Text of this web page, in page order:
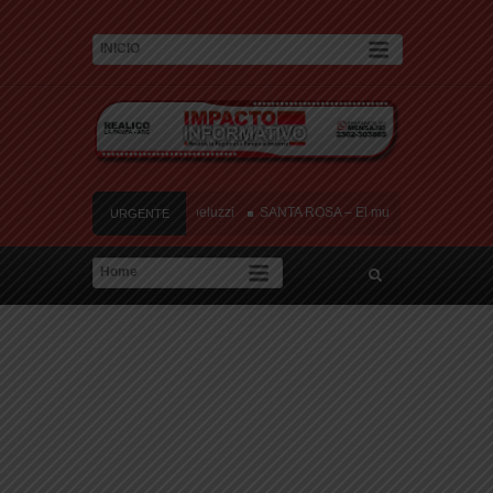
URGENTE
heridos cerca de Speluzzi SANTA ROSA – El municipio plantó más de
de la «Ley de Tierras» River lo descartó y el pibe Jaime brilla en